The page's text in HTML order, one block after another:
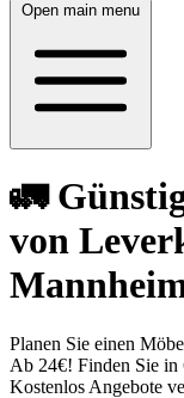
Open main menu
🚛
von
Planen Sie einen
Ab 24€! Finden Sie in
Kostenlos Angebote